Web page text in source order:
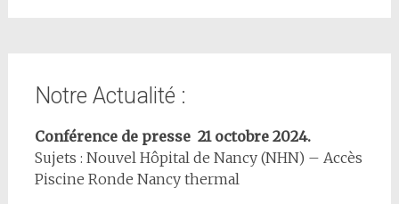
Notre Actualité :
Conférence de presse 21 octobre 2024.
Sujets : Nouvel Hôpital de Nancy (NHN) – Accès
Piscine Ronde Nancy thermal